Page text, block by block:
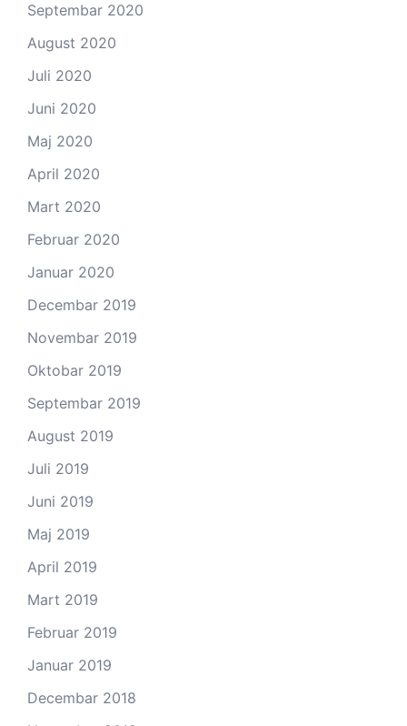
Septembar 2020
August 2020
Juli 2020
Juni 2020
Maj 2020
April 2020
Mart 2020
Februar 2020
Januar 2020
Decembar 2019
Novembar 2019
Oktobar 2019
Septembar 2019
August 2019
Juli 2019
Juni 2019
Maj 2019
April 2019
Mart 2019
Februar 2019
Januar 2019
Decembar 2018